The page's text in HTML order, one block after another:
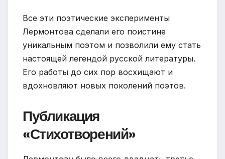
Все эти поэтические эксперименты
Лермонтова сделали его поистине
уникальным поэтом и позволили ему стать
настоящей легендой русской литературы.
Его работы до сих пор восхищают и
вдохновляют новых поколений поэтов.
Публикация
«Стихотворений»